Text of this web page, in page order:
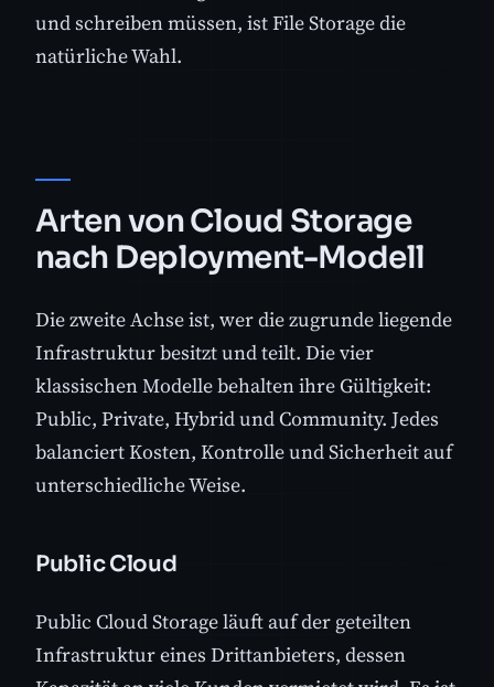
und schreiben müssen, ist File Storage die
natürliche Wahl.
Arten von Cloud Storage
nach Deployment-Modell
Die zweite Achse ist, wer die zugrunde liegende
Infrastruktur besitzt und teilt. Die vier
klassischen Modelle behalten ihre Gültigkeit:
Public, Private, Hybrid und Community. Jedes
balanciert Kosten, Kontrolle und Sicherheit auf
unterschiedliche Weise.
Public Cloud
Public Cloud Storage läuft auf der geteilten
Infrastruktur eines Drittanbieters, dessen